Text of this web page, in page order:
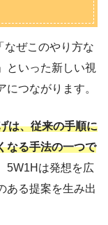
なぜこのやり方な
といった新しい視
つながります。
は、従来の手順に
なる手法の一つで
5W1Hは発想を広
ある提案を生み出